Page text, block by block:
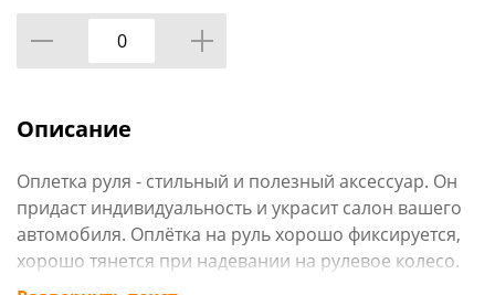
Описание
Оплетка руля - стильный и полезный аксессуар. Он
придаст индивидуальность и украсит салон вашего
автомобиля. Оплётка на руль хорошо фиксируется,
хорошо тянется при надевании на рулевое колесо.
Поможет сохранить ваш руль от потертостей и